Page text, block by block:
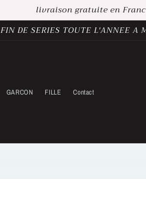
livraison gratuite en
FIN DE SERIES TOUTE L'ANNEE A
GARCON FILLE Contact